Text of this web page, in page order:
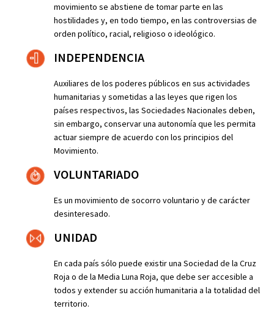
movimiento se abstiene de tomar parte en las
hostilidades y, en todo tiempo, en las controversias de
orden político, racial, religioso o ideológico.
INDEPENDENCIA
Auxiliares de los poderes públicos en sus actividades
humanitarias y sometidas a las leyes que rigen los
países respectivos, las Sociedades Nacionales deben,
sin embargo, conservar una autonomía que les permita
actuar siempre de acuerdo con los principios del
Movimiento.
VOLUNTARIADO
Es un movimiento de socorro voluntario y de carácter
desinteresado.
UNIDAD
En cada país sólo puede existir una Sociedad de la Cruz
Roja o de la Media Luna Roja, que debe ser accesible a
todos y extender su acción humanitaria a la totalidad del
territorio.